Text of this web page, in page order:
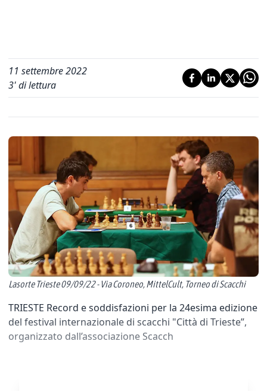
11 settembre 2022
3' di lettura
Lasorte Trieste 09/09/22 - Via Coroneo, MittelCult, Torneo di Scacchi
TRIESTE Record e soddisfazioni per la 24esima edizione
del festival internazionale di scacchi "Città di Trieste”,
organizzato dall’associazione Scacch